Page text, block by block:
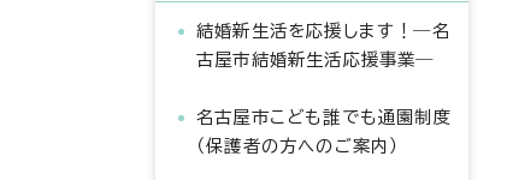
結婚新生活を応援します！―名
古屋市結婚新生活応援事業―
名古屋市こども誰でも通園制度
（保護者の方へのご案内）